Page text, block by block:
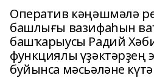
Оператив кәңәшмәлә
башлығы вазифаһын
башҡарыусы Радий
функциялы үҙәктәрҙең
буйынса мәсьәләне